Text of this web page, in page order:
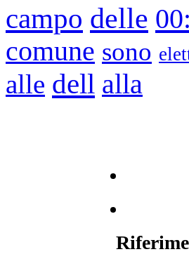
campo delle
comune sono
alle dell alla